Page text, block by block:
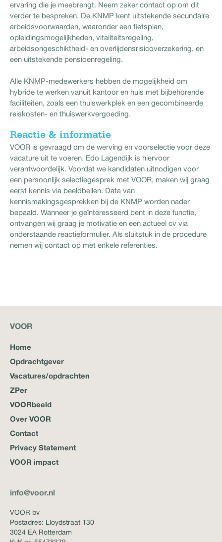
ervaring die je meebrengt. Neem zeker contact op om dit
verder te bespreken. De KNMP kent uitstekende secundaire
arbeidsvoorwaarden, waaronder een fietsplan,
opleidingsmogelijkheden, vitaliteitsregeling,
arbeidsongeschiktheid- en overlijdensrisicoverzekering, en
een uitstekende pensioenregeling.
Alle KNMP-medewerkers hebben de mogelijkheid om
hybride te werken vanuit kantoor en huis met bijbehorende
faciliteiten, zoals een thuiswerkplek en een gecombineerde
reiskosten- en thuiswerkvergoeding.
Reactie & informatie
VOOR is gevraagd om de werving en voorselectie voor deze
vacature uit te voeren. Edo Lagendijk is hiervoor
verantwoordelijk. Voordat we kandidaten uitnodigen voor
een persoonlijk selectiegesprek met VOOR, maken wij graag
eerst kennis via beeldbellen. Data van
kennismakingsgesprekken bij de KNMP worden nader
bepaald. Wanneer je geïnteresseerd bent in deze functie,
ontvangen wij graag je motivatie en een actueel cv via
onderstaande reactieformulier. Als sluitstuk in de procedure
nemen wij contact op met enkele referenties.
VOOR
Home
Opdrachtgever
Vacatures/opdrachten
ZPer
VOORbeeld
Over VOOR
Contact
Privacy Statement
VOOR impact
info@voor.nl
VOOR bv
Postadres: Lloydstraat 130
3024 EA Rotterdam